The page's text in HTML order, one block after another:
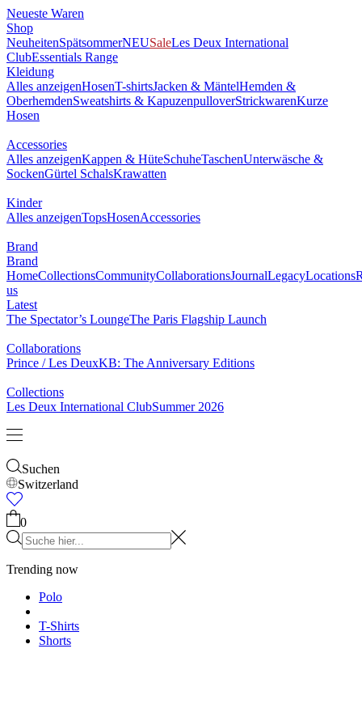
Neueste Waren
Shop
NeuheitenSpätsommerNEUSaleLes Deux International
ClubEssentials Range
Kleidung
Alles anzeigenHosenT-shirtsJacken & MäntelHemden &
OberhemdenSweatshirts & KapuzenpulloverStrickwarenKurze
Hosen
Accessories
Alles anzeigenKappen & HüteSchuheTaschenUnterwäsche &
SockenGürtel SchalsKrawatten
Kinder
Alles anzeigenTopsHosenAccessories
Brand
Brand
HomeCollectionsCommunityCollaborationsJournalLegacyLocations
us
Latest
The Spectator’s LoungeThe Paris Flagship Launch
Collaborations
Prince / Les DeuxKB: The Anniversary Editions
Collections
Les Deux International ClubSummer 2026
Suchen
Switzerland
0
Trending now
Polo
T-Shirts
Shorts